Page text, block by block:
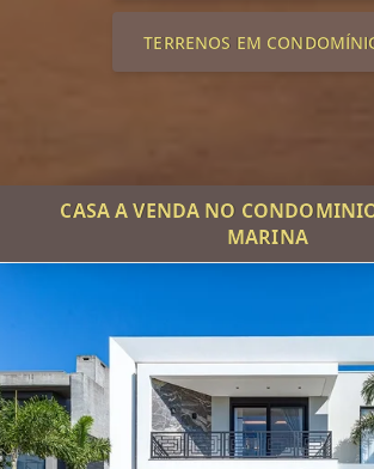
TERRENOS EM
CASA A VENDA NO
MARINA